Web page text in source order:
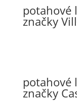
potahové
značky
potahové
značky